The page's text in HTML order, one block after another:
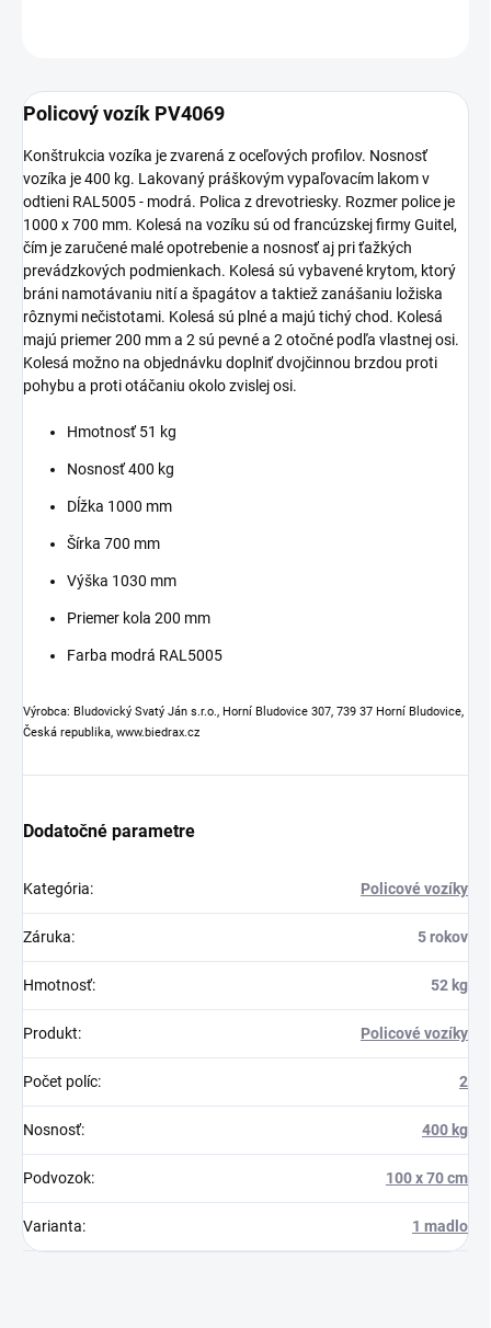
Policový vozík PV4069
Konštrukcia vozíka je zvarená z oceľových profilov. Nosnosť
vozíka je 400 kg. Lakovaný práškovým vypaľovacím lakom v
odtieni RAL5005 - modrá. Polica z drevotriesky. Rozmer police je
1000 x 700 mm. Kolesá na vozíku sú od francúzskej firmy Guitel,
čím je zaručené malé opotrebenie a nosnosť aj pri ťažkých
prevádzkových podmienkach. Kolesá sú vybavené krytom, ktorý
bráni namotávaniu nití a špagátov a taktiež zanášaniu ložiska
rôznymi nečistotami. Kolesá sú plné a majú tichý chod. Kolesá
majú priemer 200 mm a 2 sú pevné a 2 otočné podľa vlastnej osi.
Kolesá možno na objednávku doplniť dvojčinnou brzdou proti
pohybu a proti otáčaniu okolo zvislej osi.
Hmotnosť 51 kg
Nosnosť 400 kg
Dĺžka 1000 mm
Šírka 700 mm
Výška 1030 mm
Priemer kola 200 mm
Farba modrá RAL5005
Výrobca: Bludovický Svatý Ján s.r.o., Horní Bludovice 307, 739 37 Horní Bludovice,
Česká republika, www.biedrax.cz
Dodatočné parametre
Kategória: Policové vozíky
Záruka: 5 rokov
Hmotnosť: 52 kg
Produkt: Policové vozíky
Počet políc: 2
Nosnosť: 400 kg
Podvozok: 100 x 70 cm
Varianta: 1 madlo